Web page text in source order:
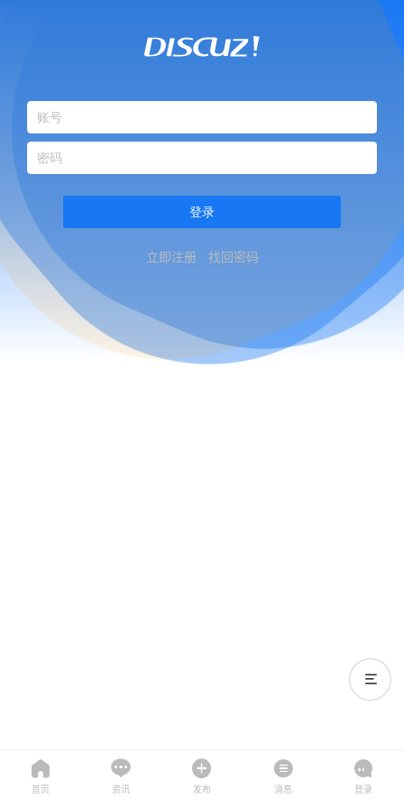
登录
立即注册 找回密码
首页 资讯 发布 消息 登录